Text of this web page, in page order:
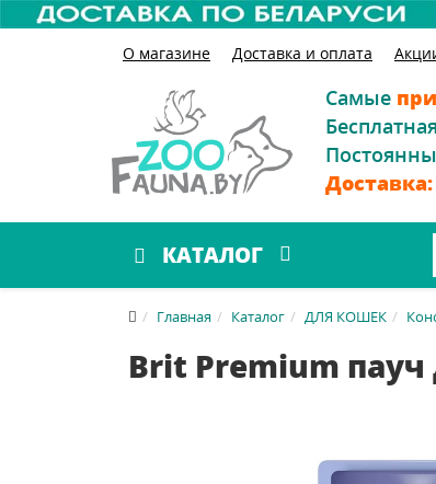
О магазине Доставка и оплата
Самые
Доставка:
КАТАЛОГ
Главная Каталог ДЛЯ КОШЕК
Brit Premium